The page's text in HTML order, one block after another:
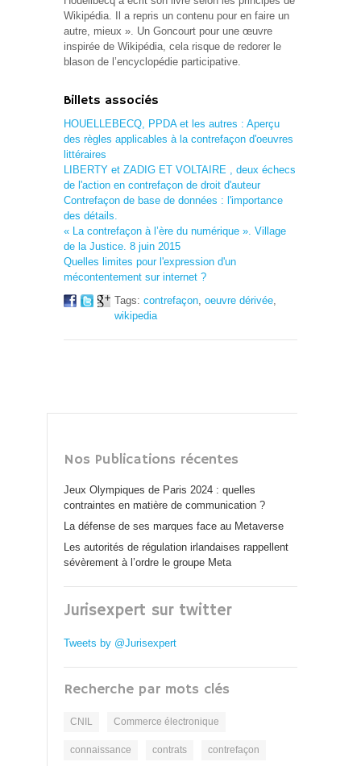
Wikipédia. Il a repris un contenu pour en faire un
autre, mieux ». Un Goncourt pour une œuvre
inspirée de Wikipédia, cela risque de redorer le
blason de l’encyclopédie participative.
Billets associés
HOUELLEBECQ, PPDA et les autres : Aperçu
des règles applicables à la contrefaçon d'oeuvres
littéraires
LIBERTY et ZADIG ET VOLTAIRE , deux échecs
de l'action en contrefaçon de droit d'auteur
Contrefaçon de base de données : l'importance
des détails.
« La contrefaçon à l’ère du numérique ». Village
de la Justice. 8 juin 2015
Quelles limites pour l'expression d'un
mécontentement sur internet ?
Tags: contrefaçon, oeuvre dérivée,
wikipedia
Nos Publications récentes
Jeux Olympiques de Paris 2024 : quelles
contraintes en matière de communication ?
La défense de ses marques face au Metaverse
Les autorités de régulation irlandaises rappellent
sévèrement à l’ordre le groupe Meta
Jurisexpert sur twitter
Tweets by @Jurisexpert
Recherche par mots clés
CNIL Commerce électronique
connaissance contrats contrefaçon